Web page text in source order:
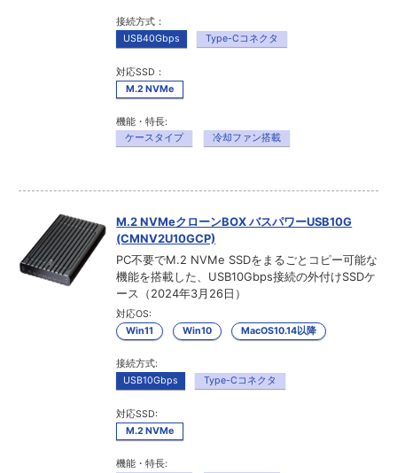
接続方式：
USB40Gbps
Type-Cコネクタ
対応SSD：
M.2 NVMe
機能・特長:
ケースタイプ
冷却ファン搭載
M.2 NVMeクローンBOX バスパワーUSB10G
(CMNV2U10GCP)
PC不要でM.2 NVMe SSDをまるごとコピー可能な
機能を搭載した、USB10Gbps接続の外付けSSDケ
ース（2024年3月26日）
対応OS:
Win11
Win10 MacOS10.14以降
接続方式:
USB10Gbps
Type-Cコネクタ
対応SSD:
M.2 NVMe
機能・特長: